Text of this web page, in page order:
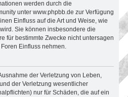
werden durch die
unter www.phpbb.de zur Verfügung
Einfluss auf die Art und Weise, wie
Sie können insbesondere die
für bestimmte Zwecke nicht untersagen
Einfluss nehmen.
der Verletzung von Leben,
der Verletzung wesentlicher
nur für Schäden, die auf ein